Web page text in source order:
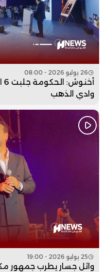
26 يوليو 2026 - 08:00
وادي الذهب
25 يوليو 2026 - 19:00
وائل جسار يطرب جمهور